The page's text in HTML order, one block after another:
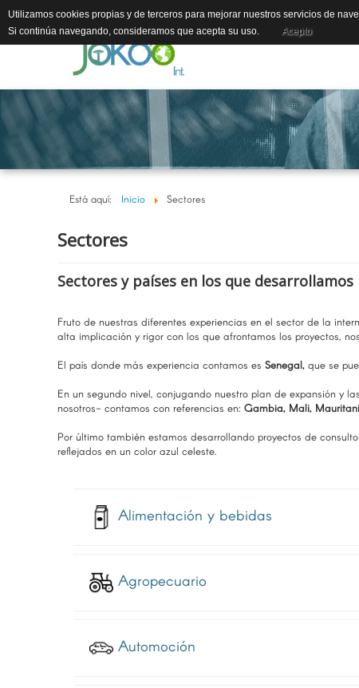
Está aquí: Inicio Sectores
Sectores
Sectores y países en los que
Fruto de nuestras diferentes experiencias en el sector de la
alta implicación y rigor con los que afrontamos los proyectos,
El país donde más experiencia contamos es Senegal, que se
En un segundo nivel, conjugando nuestro plan de expansión y
nosotros- contamos con referencias en: Gambia, Mali,
Por último también estamos desarrollando proyectos de
reflejados en un color azul celeste.
Alimentación y bebidas
Agropecuario
Automoción
Utilizamos cookies propias y de terceros para mejorar nuestros servicios de
Si continúa navegando, consideramos que acepta su uso.
Acepto